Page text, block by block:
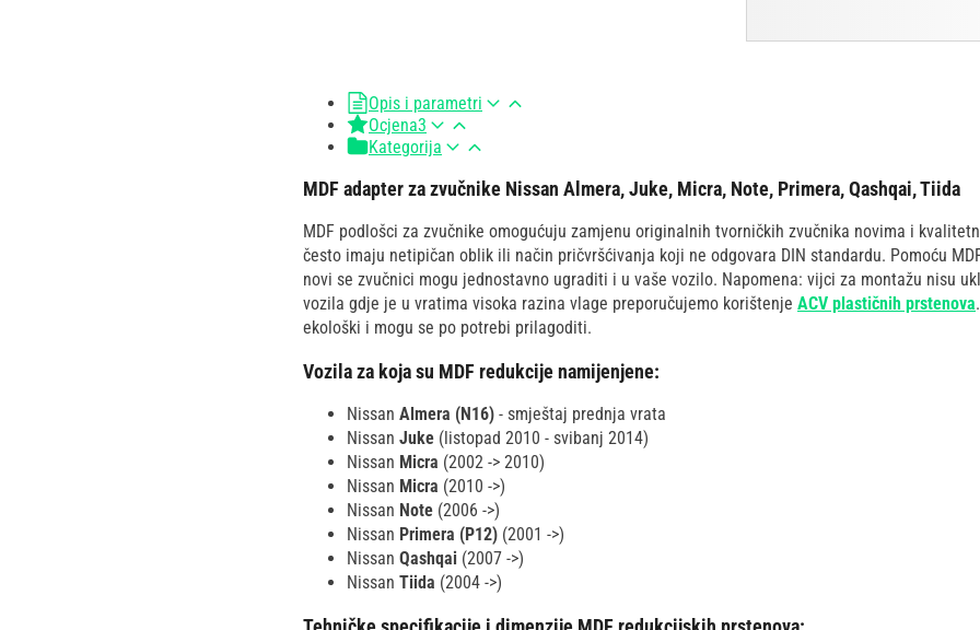
Opis i parametri
Ocjena3
Kategorija
MDF adapter za zvučnike Nissan Almera, Juke, Micra, Note, Primera, Qashqai, Tiida
MDF podlošci za zvučnike omogućuju zamjenu originalnih tvorničkih zvučnika novima i
često imaju netipičan oblik ili način pričvršćivanja koji ne odgovara DIN standardu. Pomoću
novi se zvučnici mogu jednostavno ugraditi i u vaše vozilo. Napomena: vijci za montažu nisu
vozila gdje je u vratima visoka razina vlage preporučujemo korištenje ACV plastičnih prstenova
ekološki i mogu se po potrebi prilagoditi.
Vozila za koja su MDF redukcije namijenjene:
Nissan Almera (N16) - smještaj prednja vrata
Nissan Juke (listopad 2010 - svibanj 2014)
Nissan Micra (2002 -> 2010)
Nissan Micra (2010 ->)
Nissan Note (2006 ->)
Nissan Primera (P12) (2001 ->)
Nissan Qashqai (2007 ->)
Nissan Tiida (2004 ->)